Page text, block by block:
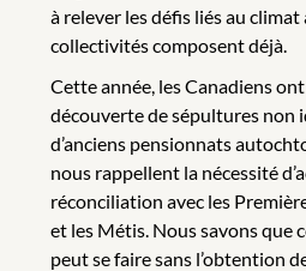
à relever les défis liés au climat
collectivités composent déjà.
Cette année, les Canadiens
découverte de sépultures non
d’anciens pensionnats
nous rappellent la nécessité
réconciliation avec les
et les Métis. Nous savons que
peut se faire sans l’obtention